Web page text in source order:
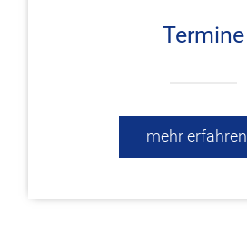
Termine
mehr erfahren